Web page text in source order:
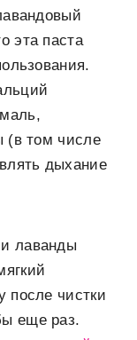
эта паста
(в том числе
дыхание
лаванды
после чистки
еще раз.